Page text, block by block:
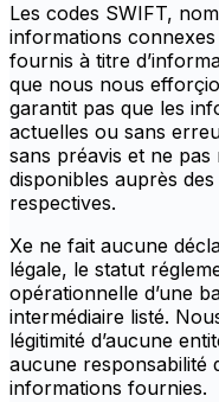
Les codes SWIFT,
informations
fournis à titre
que nous nous
garantit pas que les
actuelles ou sans
sans préavis et ne
disponibles auprès
respectives.
Xe ne fait aucune
légale, le statut
opérationnelle d’une
intermédiaire listé.
légitimité d’aucune
aucune responsabilité
informations fournies.